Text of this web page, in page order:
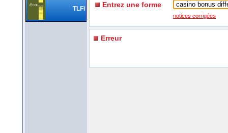
TLFi Entrez une forme
notices corrigées
Erreur